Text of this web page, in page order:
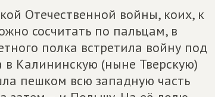
Отечественной войны, коих, к
сосчитать по пальцам, в
полка встретила войну под
Калининскую (ныне Тверскую)
пешком всю западную часть